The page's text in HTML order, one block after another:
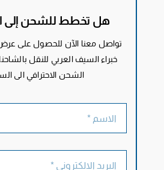
هل تخطط للشحن إلى
تواصل معنا الآن للحصول على
خبراء السيف العربي للنقل
الشحن الاحترافي الى